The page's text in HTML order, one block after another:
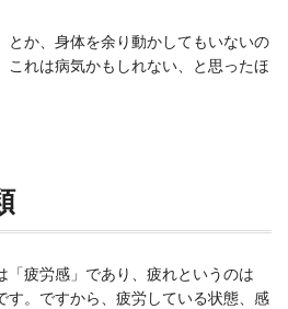
か、身体を余り動かしてもいないの
これは病気かもしれない、と思ったほ
疲労感」であり、疲れというのは
す。ですから、疲労している状態、感